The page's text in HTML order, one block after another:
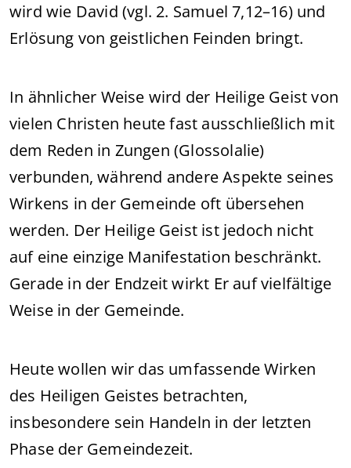
wird wie David (vgl. 2. Samuel 7,12–16) und
Erlösung von geistlichen Feinden bringt.
In ähnlicher Weise wird der Heilige Geist von
vielen Christen heute fast ausschließlich mit
dem Reden in Zungen (Glossolalie)
verbunden, während andere Aspekte seines
Wirkens in der Gemeinde oft übersehen
werden. Der Heilige Geist ist jedoch nicht
auf eine einzige Manifestation beschränkt.
Gerade in der Endzeit wirkt Er auf vielfältige
Weise in der Gemeinde.
Heute wollen wir das umfassende Wirken
des Heiligen Geistes betrachten,
insbesondere sein Handeln in der letzten
Phase der Gemeindezeit.